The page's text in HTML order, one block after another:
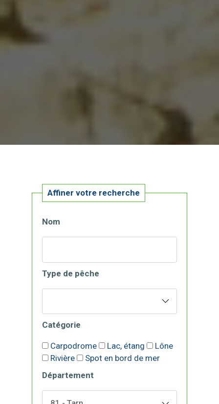
Affiner votre recherche
Nom
Type de pêche
Catégorie
Carpodrome Lac, étang
Lône
Rivière
Spot en bord de mer
Département